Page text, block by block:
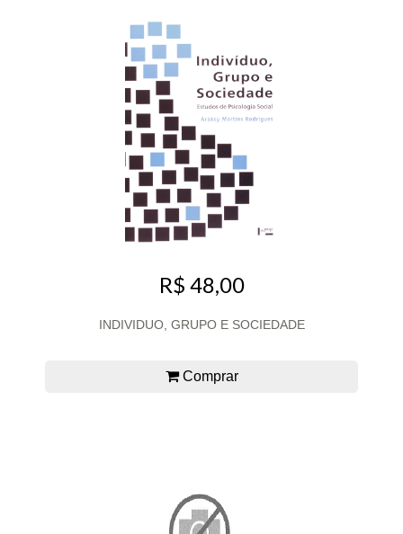
R$ 48,00
INDIVIDUO, GRUPO E SOCIEDADE
Comprar